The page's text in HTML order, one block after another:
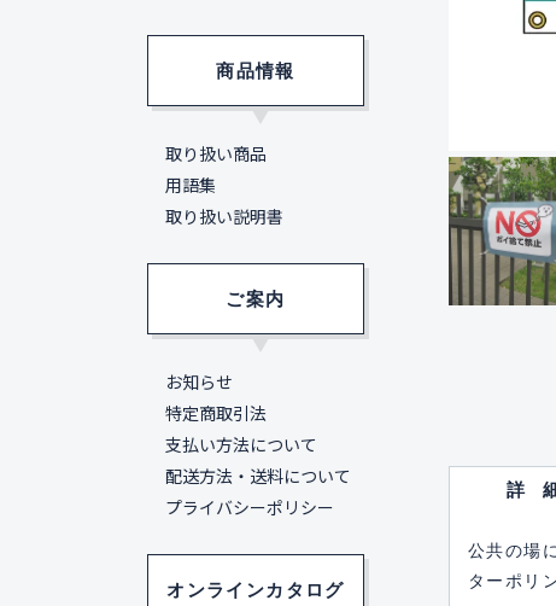
詳
公共の場
ターポリ
商品情報
取り扱い商品
用語集
取り扱い説明書
ご案内
お知らせ
特定商取引法
支払い方法について
配送方法・送料について
プライバシーポリシー
オンラインカタログ